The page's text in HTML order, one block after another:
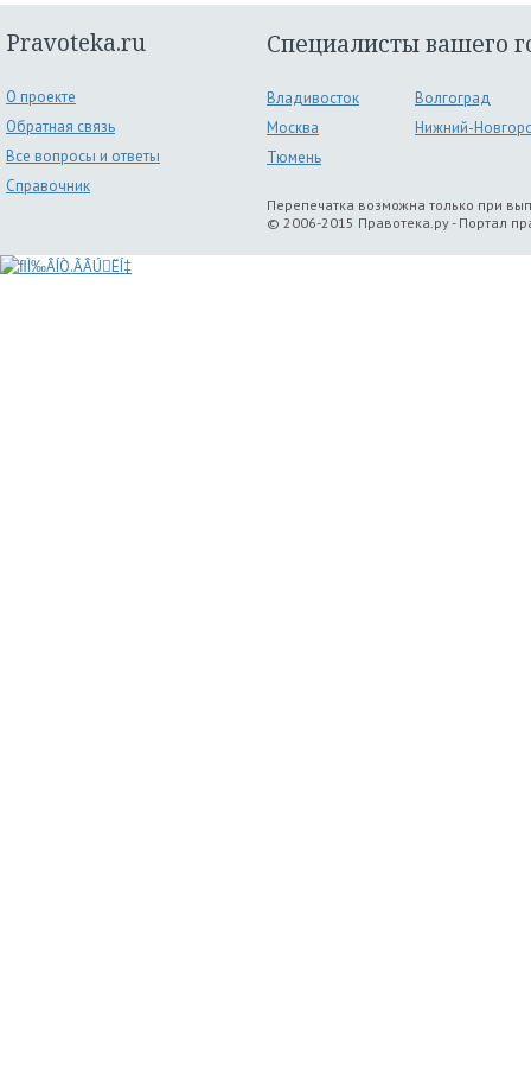
Pravoteka.ru
О проекте
Обратная связь
Все вопросы и ответы
Справочник
Специалисты вашего
Владивосток
Волгоград
Москва
Нижний-
Тюмень
Перепечатка возможна только при
© 2006-2015 Правотека.ру - Портал